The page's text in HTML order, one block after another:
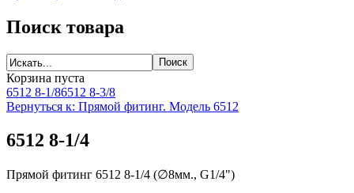
Поиск товара
Корзина пуста
6512 8-1/86512 8-3/8
Вернуться к: Прямой фитинг. Модель 6512
6512 8-1/4
Прямой фитинг 6512 8-1/4 (∅8мм., G1/4")